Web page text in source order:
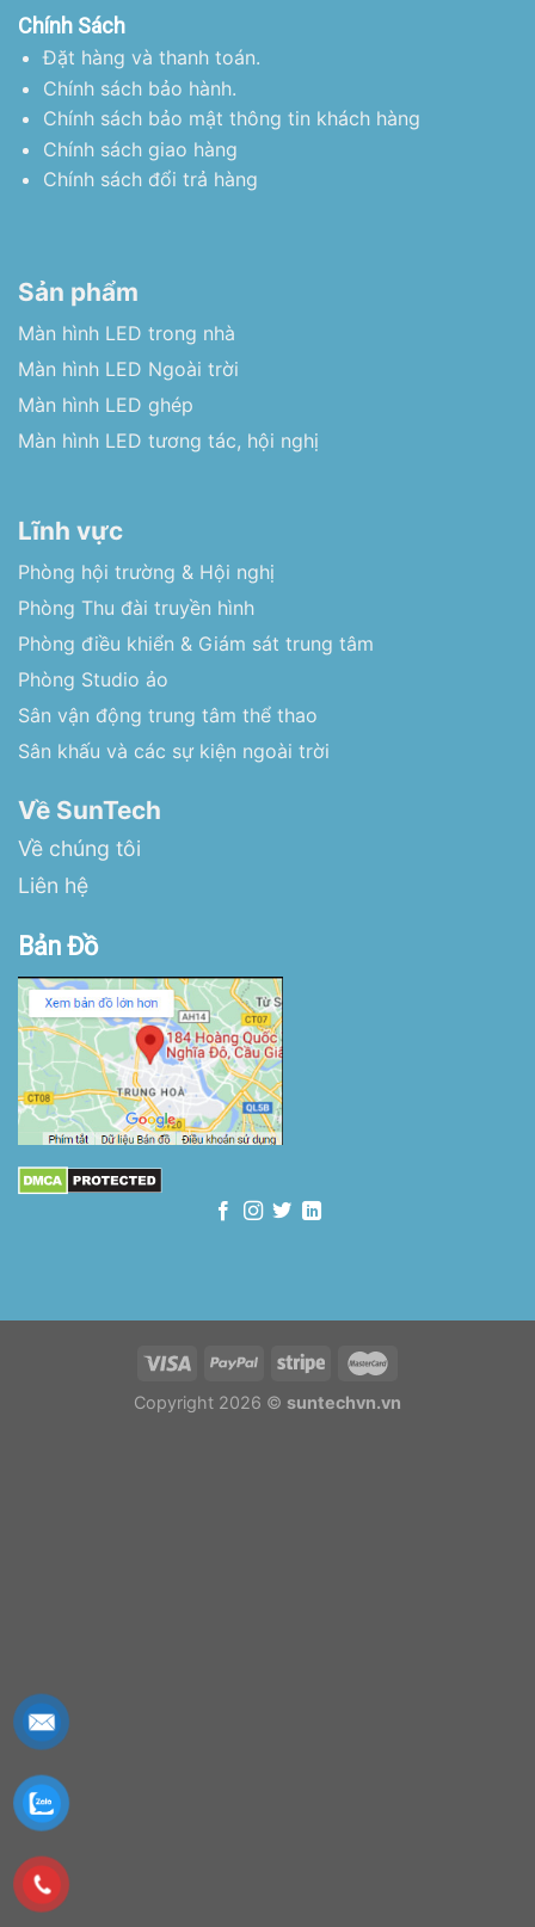
Chính Sách
Đặt hàng và thanh toán.
Chính sách bảo hành.
Chính sách bảo mật thông tin khách hàng
Chính sách giao hàng
Chính sách đổi trả hàng
Sản phẩm
Màn hình LED trong nhà
Màn hình LED Ngoài trời
Màn hình LED ghép
Màn hình LED tương tác, hội nghị
Lĩnh vực
Phòng hội trường & Hội nghị
Phòng Thu đài truyền hình
Phòng điều khiển & Giám sát trung tâm
Phòng Studio ảo
Sân vận động trung tâm thể thao
Sân khấu và các sự kiện ngoài trời
Về SunTech
Về chúng tôi
Liên hệ
Bản Đồ
Copyright 2026 © suntechvn.vn